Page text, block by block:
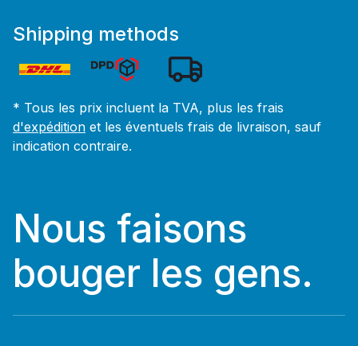
Shipping methods
* Tous les prix incluent la TVA, plus les frais
d'expédition et les éventuels frais de livraison, sauf
indication contraire.
Nous faisons
bouger les gens.